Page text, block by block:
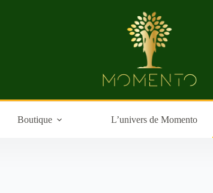
Boutique L’univers de Momento